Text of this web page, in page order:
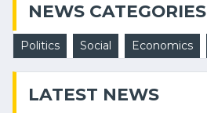
NEWS CATEGORIES
Politics Social Economics
LATEST NEWS